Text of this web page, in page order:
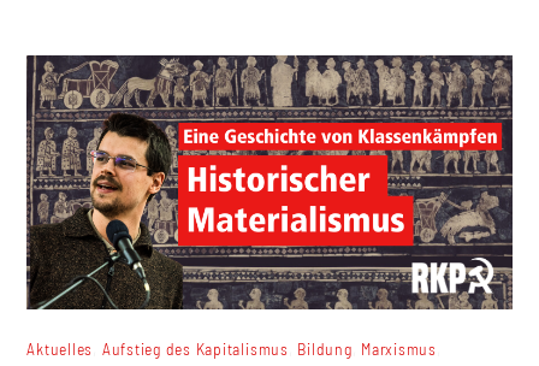
Aktuelles Aufstieg des Kapitalismus Bildung Marxismus